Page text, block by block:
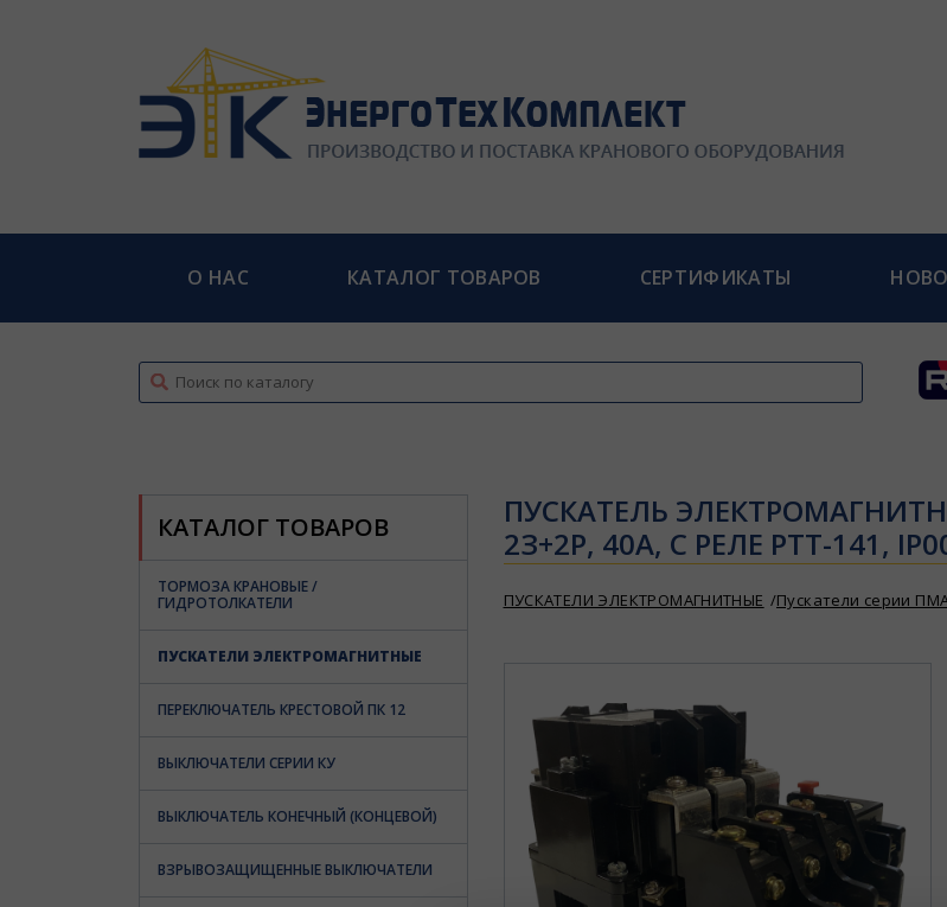
О НАС КАТАЛОГ ТОВАРОВ СЕРТИФИКАТЫ
КАТАЛОГ ТОВАРОВ
ТОРМОЗА КРАНОВЫЕ /
ГИДРОТОЛКАТЕЛИ
ПУСКАТЕЛИ ЭЛЕКТРОМАГНИТНЫЕ
ПЕРЕКЛЮЧАТЕЛЬ КРЕСТОВОЙ ПК 12
ВЫКЛЮЧАТЕЛИ СЕРИИ КУ
ВЫКЛЮЧАТЕЛЬ КОНЕЧНЫЙ (КОНЦЕВОЙ)
ВЗРЫВОЗАЩИЩЕННЫЕ ВЫКЛЮЧАТЕЛИ
ПУСКАТЕЛЬ
2З+2Р, 40А, С РЕЛЕ РТТ-141,
ПУСКАТЕЛИ ЭЛЕКТРОМАГНИТНЫЕ Пускатели серии